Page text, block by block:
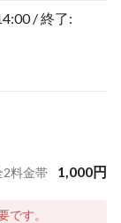
/ 終了:
2料金帯 1,000円
です。